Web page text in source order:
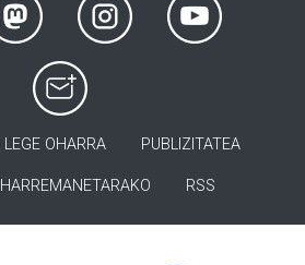
LEGE OHARRA PUBLIZITATEA
HARREMANETARAKO RSS